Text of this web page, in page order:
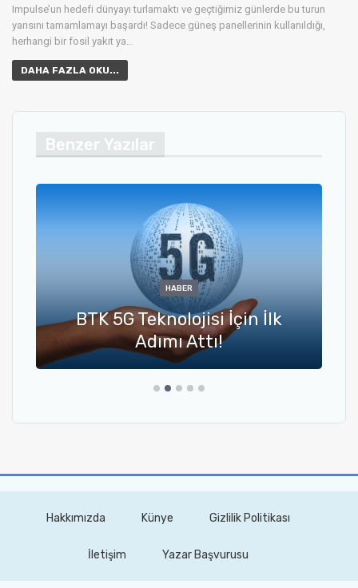
Impulse’un hedefi dünyayı turlamaktı ve geçtiğimiz günlerde bu turun
yarısını tamamlamayı başardı! Sadece güneş panellerinin kullanıldığı,
herhangi bir fosil yakıt ya…
DAHA FAZLA OKU...
Benzer Yazılar
HABER
BTK 5G Teknolojisi İçin İlk
Adımı Attı!
Hakkımızda Künye Gizlilik Politikası
İletişim Yazar Başvurusu